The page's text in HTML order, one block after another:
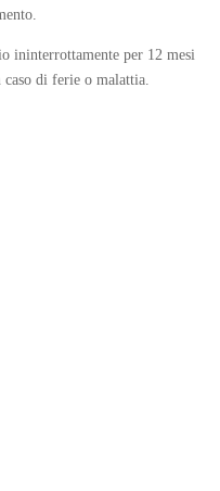
ininterrottamente per 12 mesi
di ferie o malattia.